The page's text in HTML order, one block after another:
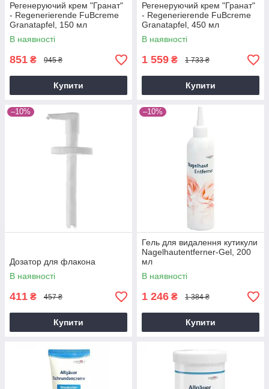
Регенеруючий крем "Гранат"
- Regenerierende FuBcreme
Granatapfel, 150 мл
В наявності
851 ₴ 945 ₴
Купити
Регенеруючий крем "Гранат"
- Regenerierende FuBcreme
Granatapfel, 450 мл
В наявності
1 559 ₴ 1 733 ₴
Купити
–10%
Дозатор для флакона
В наявності
411 ₴ 457 ₴
Купити
–10%
Гель для видалення кутикули
Nagelhautentferner-Gel, 200
мл
В наявності
1 246 ₴ 1 384 ₴
Купити